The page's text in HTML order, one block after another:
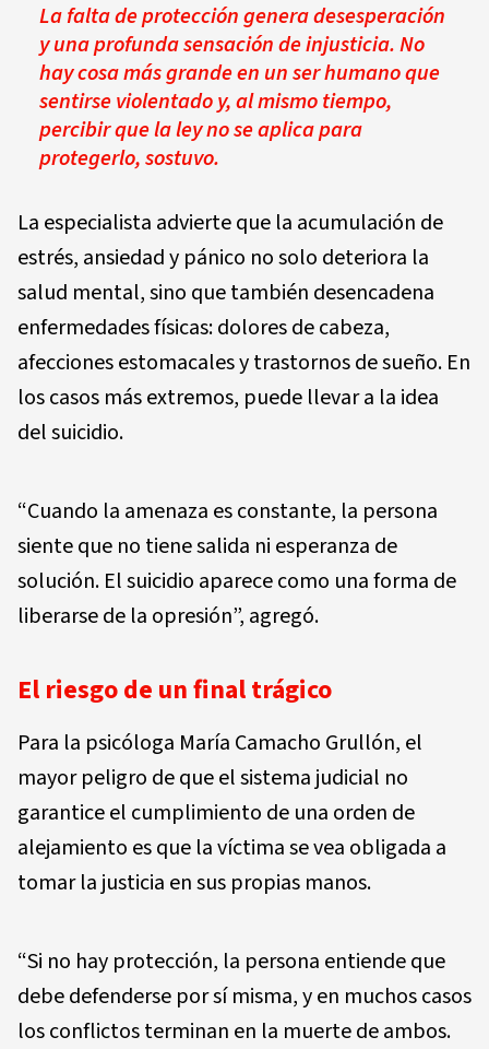
La falta de protección genera desesperación
y una profunda sensación de injusticia. No
hay cosa más grande en un ser humano que
sentirse violentado y, al mismo tiempo,
percibir que la ley no se aplica para
protegerlo, sostuvo.
La especialista advierte que la acumulación de
estrés, ansiedad y pánico no solo deteriora la
salud mental, sino que también desencadena
enfermedades físicas: dolores de cabeza,
afecciones estomacales y trastornos de sueño. En
los casos más extremos, puede llevar a la idea
del suicidio.
“Cuando la amenaza es constante, la persona
siente que no tiene salida ni esperanza de
solución. El suicidio aparece como una forma de
liberarse de la opresión”, agregó.
El riesgo de un final trágico
Para la psicóloga María Camacho Grullón, el
mayor peligro de que el sistema judicial no
garantice el cumplimiento de una orden de
alejamiento es que la víctima se vea obligada a
tomar la justicia en sus propias manos.
“Si no hay protección, la persona entiende que
debe defenderse por sí misma, y en muchos casos
los conflictos terminan en la muerte de ambos.